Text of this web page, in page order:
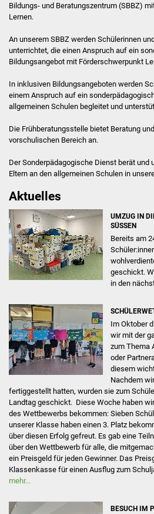
Schule als
in dem die SchülerInnen
gefördert und gefordert werden
Eine starke
mit einem dichten Netzwerk
an Partnern
Bildungs- und Beratungszentrum (SBBZ)
Lernen.
An unserem SBBZ werden Schülerinnen
unterrichtet, die einen Anspruch auf ein
Bildungsangebot mit Förderschwerpunkt
In inklusiven Bildungsangeboten werden
einem Anspruch auf ein
allgemeinen Schulen begleitet und
Die Frühberatungsstelle bietet Beratung
vorschulischen Bereich an.
Der Sonderpädagogische Dienst berät und
Eltern an den allgemeinen Schulen in
Aktuelles
UMZUG IN
ÜSSEN
Bereits am
geschickt.
in den
Im Oktober
wir mit der
zum Thema
oder
diesem
Nachdem
fertiggestellt hatten, wurden sie zum
Landtag geschickt. Diese Woche haben
des Wettbewerbs bekommen: Sieben
unserer Klasse haben einen 3. Platz
über diesen Erfolg gefreut. Es gab eine
über den Wettbewerb für alle, die
ein Preisgeld für jeden Gewinner. Das
Klassenkasse für einen Ausflug zum
mehr...
BESUCH IM